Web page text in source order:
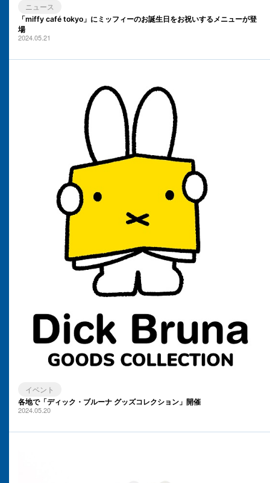
ニュース
「miffy café tokyo」にミッフィーのお誕生日をお祝いするメニューが登
場
2024.05.21
イベント
各地で「ディック・ブルーナ グッズコレクション」開催
2024.05.20